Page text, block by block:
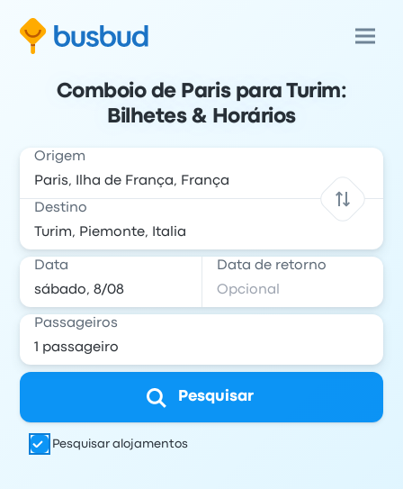
Comboio de Paris para Turim:
Bilhetes & Horários
Origem
Destino
Data Data de retorno
Passageiros
Pesquisar
Pesquisar alojamentos